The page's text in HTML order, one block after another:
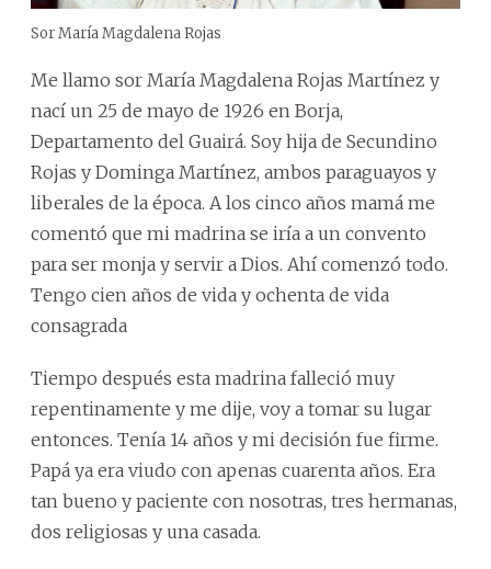
Sor María Magdalena Rojas
Me llamo sor María Magdalena Rojas Martínez y
nací un 25 de mayo de 1926 en Borja,
Departamento del Guairá. Soy hija de Secundino
Rojas y Dominga Martínez, ambos paraguayos y
liberales de la época. A los cinco años mamá me
comentó que mi madrina se iría a un convento
para ser monja y servir a Dios. Ahí comenzó todo.
Tengo cien años de vida y ochenta de vida
consagrada
Tiempo después esta madrina falleció muy
repentinamente y me dije, voy a tomar su lugar
entonces. Tenía 14 años y mi decisión fue firme.
Papá ya era viudo con apenas cuarenta años. Era
tan bueno y paciente con nosotras, tres hermanas,
dos religiosas y una casada.